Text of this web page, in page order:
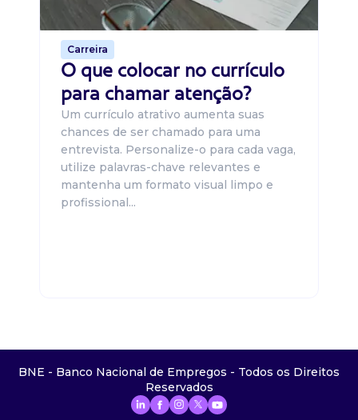
Carreira
O que colocar no currículo
para chamar atenção?
Um currículo atrativo aumenta suas
chances de ser chamado para uma
entrevista. Personalize-o para cada vaga,
utilize palavras-chave relevantes e
mantenha um formato visual limpo e
profissional...
BNE - Banco Nacional de Empregos - Todos os Direitos
Reservados